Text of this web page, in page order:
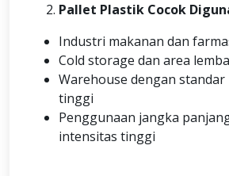
Pallet Plastik Cocok
Industri makanan dan
Cold storage dan area
Warehouse dengan
tinggi
Penggunaan jangka
intensitas tinggi